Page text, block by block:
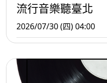
流行音樂聽臺北
2026/07/30 (四) 04:00